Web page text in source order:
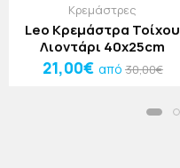
Κρεμάστρες
Leo Κρεμάστρα Τοίχου
Λιοντάρι 40x25cm
21,00€ από 30,00€